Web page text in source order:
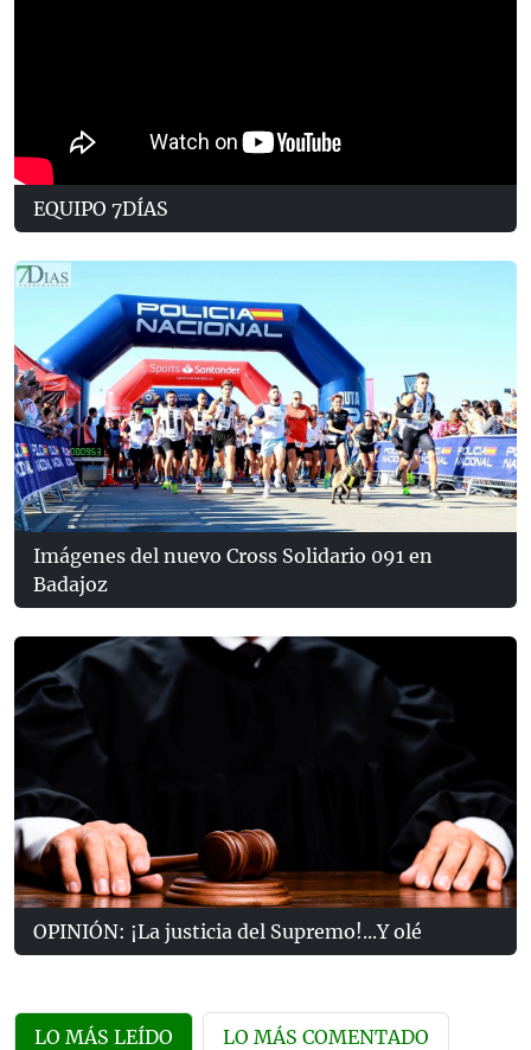
EQUIPO 7DÍAS
Imágenes del nuevo Cross Solidario 091 en
Badajoz
OPINIÓN: ¡La justicia del Supremo!...Y olé
LO MÁS LEÍDO LO MÁS COMENTADO